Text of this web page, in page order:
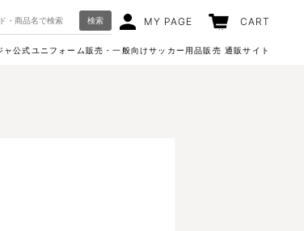
検索 MY PAGE CART
ャ公式ユニフォーム販売・一般向けサッカー用品販売 通販サイト